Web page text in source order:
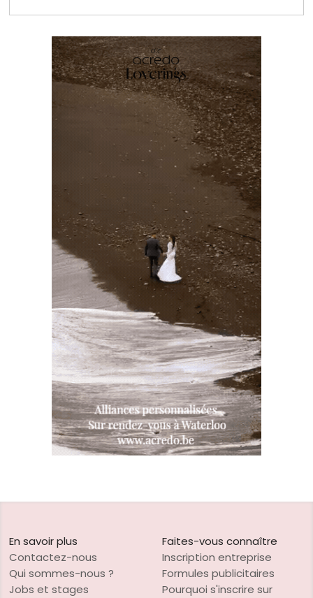
En savoir plus
Contactez-nous
Qui sommes-nous ?
Jobs et stages
Faites-vous connaître
Inscription entreprise
Formules publicitaires
Pourquoi s'inscrire sur